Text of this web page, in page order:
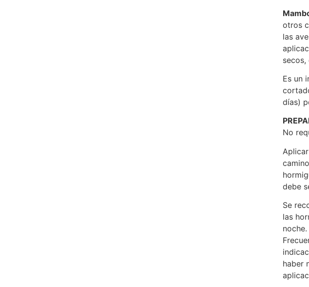
otros
las
secos,
Es un
días)
No
debe
Se
las
noche.
haber